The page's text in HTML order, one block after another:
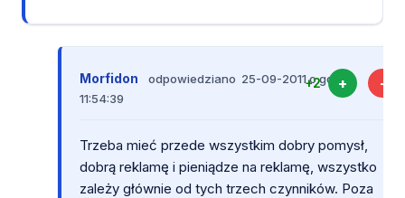
Morfidon
odpowiedziano 25-09-2011 o godz.
11:54:39
+2 + -
Trzeba mieć przede wszystkim dobry pomysł,
dobrą reklamę i pieniądze na reklamę, wszystko
zależy głównie od tych trzech czynników. Poza